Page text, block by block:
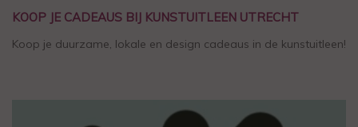
KOOP JE CADEAUS BIJ KUNSTUITLEEN UTRECHT
Koop je duurzame, lokale en design cadeaus in de kunstuitleen!